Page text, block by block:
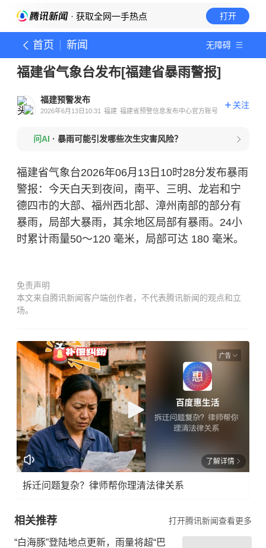
· 获取全网一手热点 打开
首页 新闻 无障碍
福建省气象台发布[福建省暴雨警报]
福建预警发布
2026年6月13日10:31 福建 福建省预警信息发布中心官方账号
关注
问AI · 暴雨可能引发哪些次生灾害风险？
福建省气象台2026年06月13日10时28分发布暴雨
警报：今天白天到夜间，南平、三明、龙岩和宁
德四市的大部、福州西北部、漳州南部的部分有
暴雨，局部大暴雨，其余地区局部有暴雨。24小
时累计雨量50～120 毫米，局部可达 180 毫米。
免责声明
本文来自腾讯新闻客户端创作者，不代表腾讯新闻的观点和立
场。
广告
了解详情
拆迁问题复杂？律师帮你理清法律关系
相关推荐 打开腾讯新闻查看更多
“白海豚”登陆地点更新，雨量将超“巴